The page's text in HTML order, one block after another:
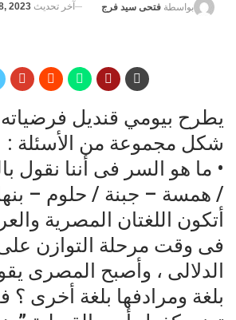
بواسطة فتحى سيد فرج آخر تحديث 2023
يطرح بيومي قنديل فرضياته
شكل مجموعة من الأسئلة :
• ما هو السر فى أننا نقول
/ همسة – جبنة / حلوم –
أتكون اللغتان المصرية
فى وقت مرحلة التوازن
الدلالى ، وأصبح المصرى
بلغة ومرادفها بلغة أخرى ؟